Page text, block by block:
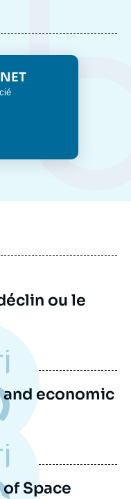
ou le
economic
Space
Policy